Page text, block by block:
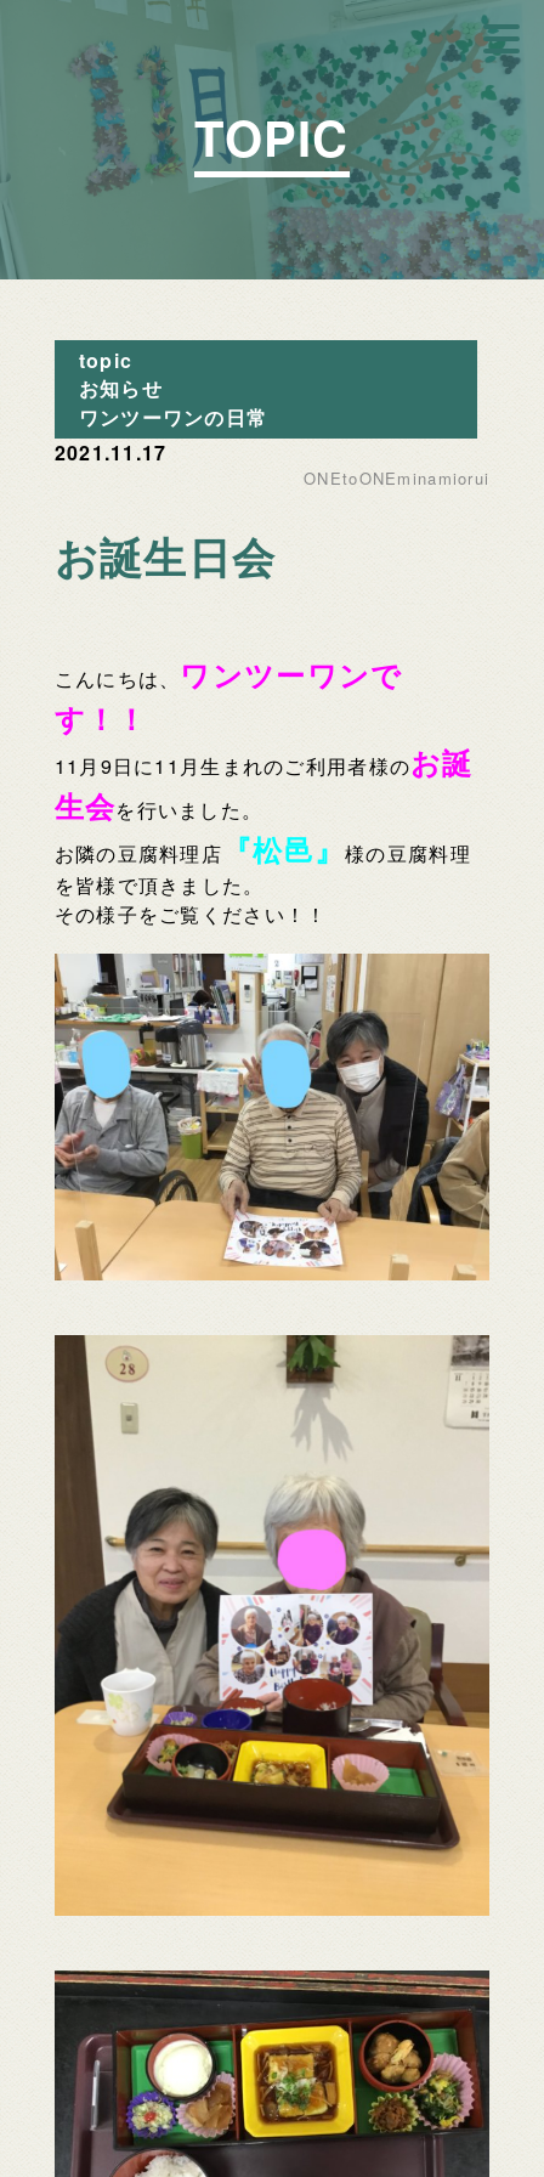
TOPIC
topic
お知らせ
ワンツーワンの日常
2021.11.17
ONEtoONEminamiorui
お誕生日会
こんにちは、
ワンツーワンで
す！！
11月9日に11月生まれのご利用者様のお誕
生会を行いました。
お隣の豆腐料理店
『松邑』様の豆腐料理
を皆様で頂きました。
その様子をご覧ください！！